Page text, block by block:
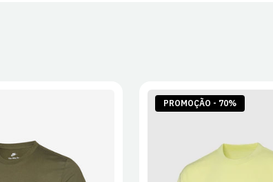
PROMOÇÃO - 70%